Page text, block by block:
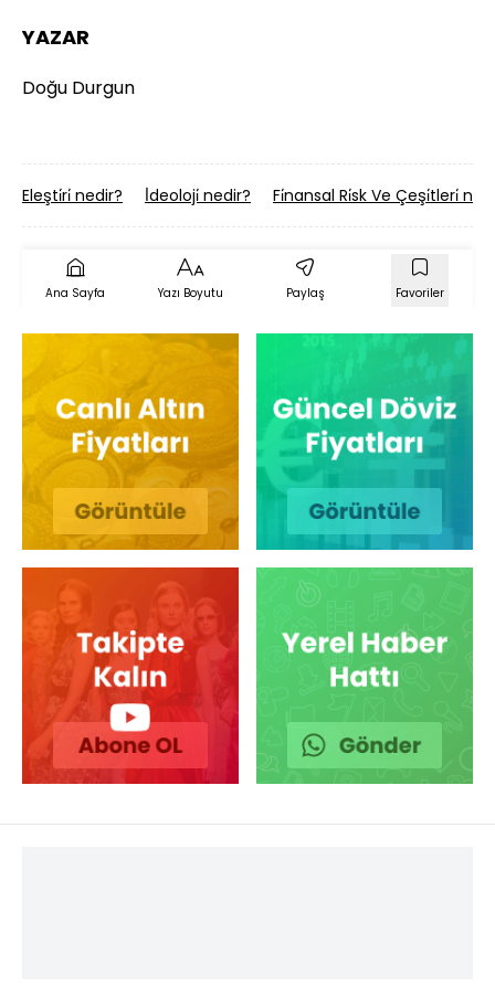
YAZAR
Doğu Durgun
Eleşti̇ri̇ nedir? İ̇deoloji̇ nedir? Fi̇nansal Ri̇sk Ve Çeşi̇tleri̇
Ana Sayfa Yazı Boyutu Paylaş Favoriler